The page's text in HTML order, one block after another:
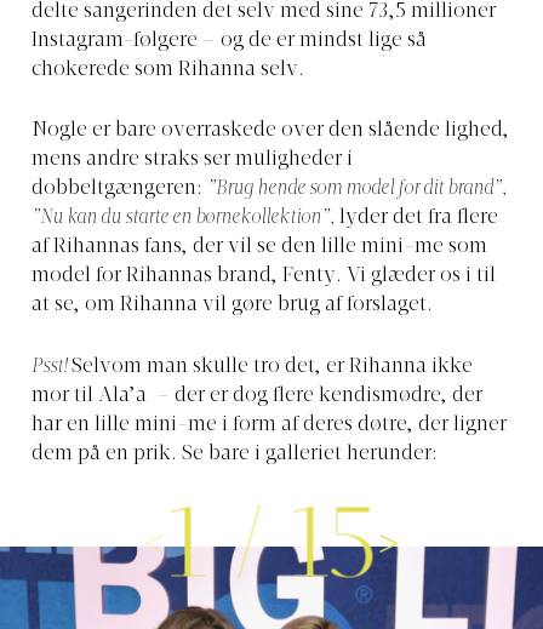
delte sangerinden det selv med sine 73,5 millioner
Instagram-følgere – og de er mindst lige så
chokerede som Rihanna selv.
Nogle er bare overraskede over den slående lighed,
mens andre straks ser muligheder i
dobbeltgængeren: ”Brug hende som model for dit brand”,
”Nu kan du starte en børnekollektion”, lyder det fra flere
af Rihannas fans, der vil se den lille mini-me som
model for Rihannas brand, Fenty. Vi glæder os i til
at se, om Rihanna vil gøre brug af forslaget.
Psst!Selvom man skulle tro det, er Rihanna ikke
mor til Ala’a – der er dog flere kendismødre, der
har en lille mini-me i form af deres døtre, der ligner
dem på en prik. Se bare i galleriet herunder:
1/15